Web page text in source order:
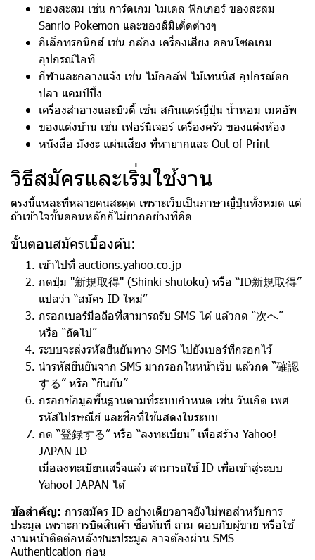
ของสะสม เช่น การ์ดเกม โมเดล ฟิกเกอร์ ของสะสม
Sanrio Pokemon และของลิมิเต็ดต่างๆ
อิเล็กทรอนิกส์ เช่น กล้อง เครื่องเสียง คอนโซลเกม
อุปกรณ์ไอที
กีฬาและกลางแจ้ง เช่น ไม้กอล์ฟ ไม้เทนนิส อุปกรณ์ตก
ปลา แคมป์ปิ้ง
เครื่องสำอางและบิวตี้ เช่น สกินแคร์ญี่ปุ่น น้ำหอม เมคอัพ
ของแต่งบ้าน เช่น เฟอร์นิเจอร์ เครื่องครัว ของแต่งห้อง
หนังสือ มังงะ แผ่นเสียง ที่หายากและ Out of Print
วิธีสมัครและเริ่มใช้งาน
ตรงนี้แหละที่หลายคนสะดุด เพราะเว็บเป็นภาษาญี่ปุ่นทั้งหมด แต่
ถ้าเข้าใจขั้นตอนหลักก็ไม่ยากอย่างที่คิด
ขั้นตอนสมัครเบื้องต้น:
เข้าไปที่ auctions.yahoo.co.jp
กดปุ่ม "新規取得" (Shinki shutoku) หรือ “ID新規取得”
แปลว่า “สมัคร ID ใหม่”
กรอกเบอร์มือถือที่สามารถรับ SMS ได้ แล้วกด “次へ”
หรือ “ถัดไป”
ระบบจะส่งรหัสยืนยันทาง SMS ไปยังเบอร์ที่กรอกไว้
นำรหัสยืนยันจาก SMS มากรอกในหน้าเว็บ แล้วกด “確認
する” หรือ “ยืนยัน”
กรอกข้อมูลพื้นฐานตามที่ระบบกำหนด เช่น วันเกิด เพศ
รหัสไปรษณีย์ และชื่อที่ใช้แสดงในระบบ
กด “登録する” หรือ “ลงทะเบียน” เพื่อสร้าง Yahoo!
JAPAN ID
เมื่อลงทะเบียนเสร็จแล้ว สามารถใช้ ID เพื่อเข้าสู่ระบบ
Yahoo! JAPAN ได้
ข้อสำคัญ: การสมัคร ID อย่างเดียวอาจยังไม่พอสำหรับการ
ประมูล เพราะการบิดสินค้า ซื้อทันที ถาม-ตอบกับผู้ขาย หรือใช้
งานหน้าติดต่อหลังชนะประมูล อาจต้องผ่าน SMS
Authentication ก่อน